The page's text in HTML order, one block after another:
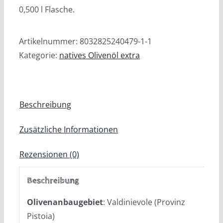
0,500 l Flasche.
Artikelnummer: 8032825240479-1-1
Kategorie: natives Olivenöl extra
Beschreibung
Zusätzliche Informationen
Rezensionen (0)
Beschreibung
Olivenanbaugebiet: Valdinievole (Provinz
Pistoia)